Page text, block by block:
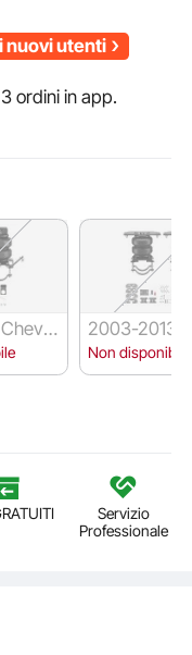
nuovi utenti
ordini in app.
2003-2013
Ram 2500
Non disponibile
Servizio
Professionale